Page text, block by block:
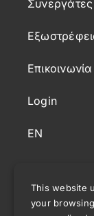
Συνεργάτες
Επικοινωνία
Login
EN
This website
your